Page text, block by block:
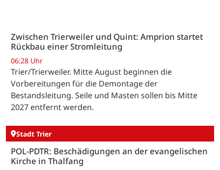
Zwischen Trierweiler und Quint: Amprion startet
Rückbau einer Stromleitung
06:28 Uhr
Trier/Trierweiler. Mitte August beginnen die
Vorbereitungen für die Demontage der
Bestandsleitung. Seile und Masten sollen bis Mitte
2027 entfernt werden.
Stadt Trier
POL-PDTR: Beschädigungen an der evangelischen
Kirche in Thalfang